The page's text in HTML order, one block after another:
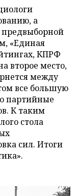
а
предвыборной
«Единая
КПРФ
второе место,
между
все большую
партийные
К таким
стола
сил. Итоги